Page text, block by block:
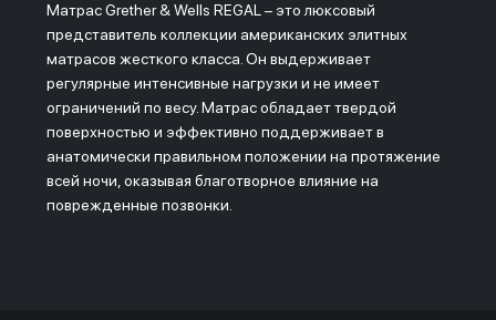
Матрас Grether & Wells REGAL – это люксовый
представитель коллекции американских элитных
матрасов жесткого класса. Он выдерживает
регулярные интенсивные нагрузки и не имеет
ограничений по весу. Матрас обладает твердой
поверхностью и эффективно поддерживает в
анатомически правильном положении на протяжение
всей ночи, оказывая благотворное влияние на
поврежденные позвонки.